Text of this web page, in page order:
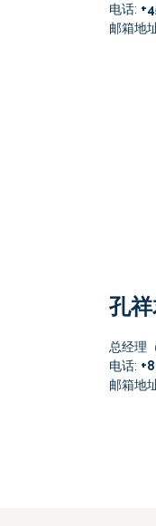
电话:
邮箱地
孔
总经理
电话:
邮箱地